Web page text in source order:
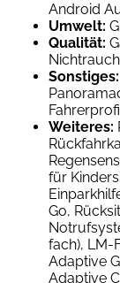
Android
Umwelt:
Qualität:
Sonstiges:
Weiteres:
für
Go,
fach), LM-
Adaptive
Adaptive